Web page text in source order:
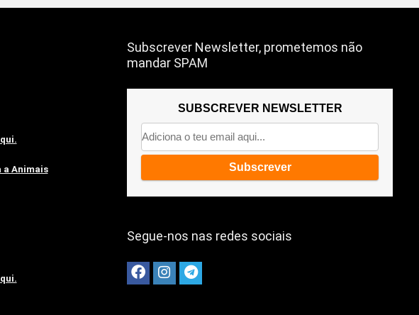
a Animais
Subscrever Newsletter, prometemos não
mandar SPAM
SUBSCREVER NEWSLETTER
Segue-nos nas redes sociais